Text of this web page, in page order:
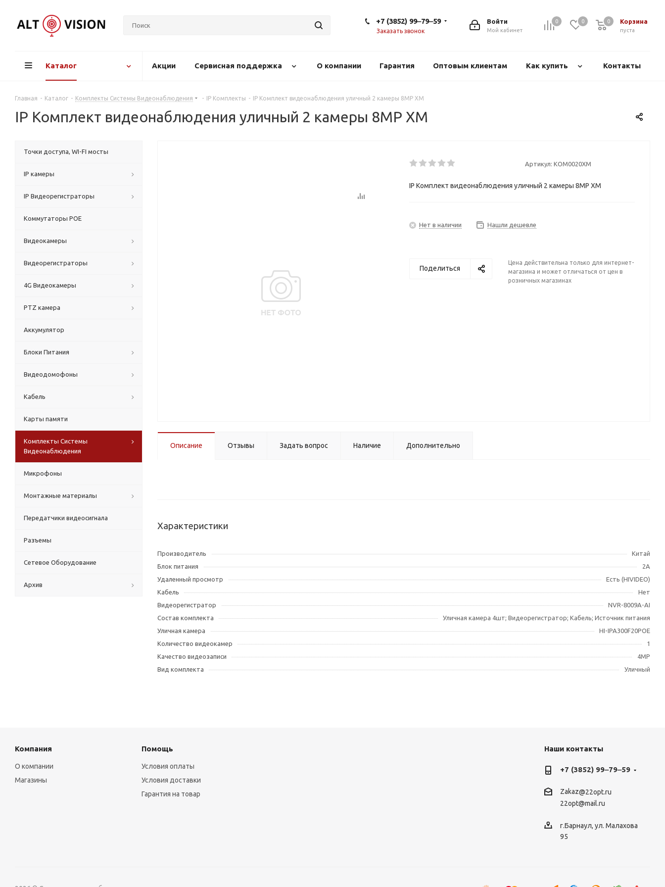
0 0 Корзина
пуста
0
Войти
Мой кабинет
+7 (3852) 99‒79‒59
Заказать звонок
Каталог Акции Сервисная поддержка О компании Гарантия Оптовым клиентам Как купить Контакты
Главная - Каталог - Комплекты Системы Видеонаблюдения - IP Комплекты - IP Комплект видеонаблюдения уличный 2 камеры 8МР XM
IP Комплект видеонаблюдения уличный 2 камеры 8МР XM
Артикул: KOM0020XM
IP Комплект видеонаблюдения уличный 2 камеры 8МР XM
Нет в наличии Нашли дешевле
Поделиться
Цена действительна только для интернет-
магазина и может отличаться от цен в
розничных магазинах
Описание Отзывы Задать вопрос Наличие Дополнительно
Характеристики
Производитель
Китай
Блок питания
2А
Удаленный просмотр
Есть (HIVIDEO)
Кабель
Нет
Видеорегистратор
NVR-8009A-AI
Состав комплекта
Уличная камера 4шт; Видеорегистратор; Кабель; Источник питания
Уличная камера
HI-IPA300F20POE
Количество видеокамер
1
Качество видеозаписи
4МР
Вид комплекта
Уличный
Точки доступа, WI-FI мосты
IP камеры
IP Видеорегистраторы
Коммутаторы POE
Видеокамеры
Видеорегистраторы
4G Видеокамеры
PTZ камера
Аккумулятор
Блоки Питания
Видеодомофоны
Кабель
Карты памяти
Комплекты Системы
Видеонаблюдения
Микрофоны
Монтажные материалы
Передатчики видеосигнала
Разъемы
Сетевое Оборудование
Архив
Компания
О компании
Магазины
Помощь
Условия оплаты
Условия доставки
Гарантия на товар
Наши контакты
+7 (3852) 99‒79‒59
Zakaz@22opt.ru
22opt@mail.ru
г.Барнаул, ул. Малахова
95